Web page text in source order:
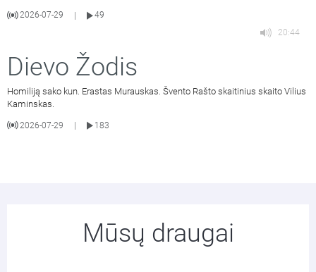
2026-07-29
49
20:44
Dievo Žodis
Homiliją sako kun. Erastas Murauskas. Švento Rašto skaitinius skaito Vilius
Kaminskas.
2026-07-29 183
Mūsų draugai